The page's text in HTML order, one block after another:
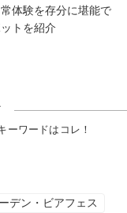
体験を存分に堪能で
トを紹介
ーワードはコレ！
デン・ビアフェス